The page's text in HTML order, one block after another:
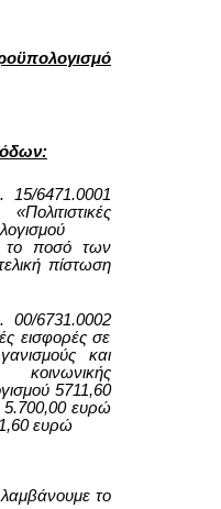
15/6471.0001
ποσό των
πίστωση
00/6731.0002
εισφορές σε
και
5711,60
5.700,00 ευρώ
ευρώ
το